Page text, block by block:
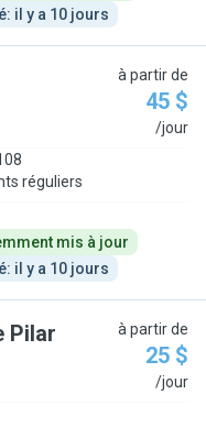
il y a 10 jours
à partir de
45 $
/jour
réguliers
mis à jour
il y a 10 jours
Pilar à partir de
25 $
/jour